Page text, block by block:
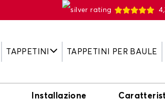
TAPPETINI TAPPETINI PER BAULE
Installazione